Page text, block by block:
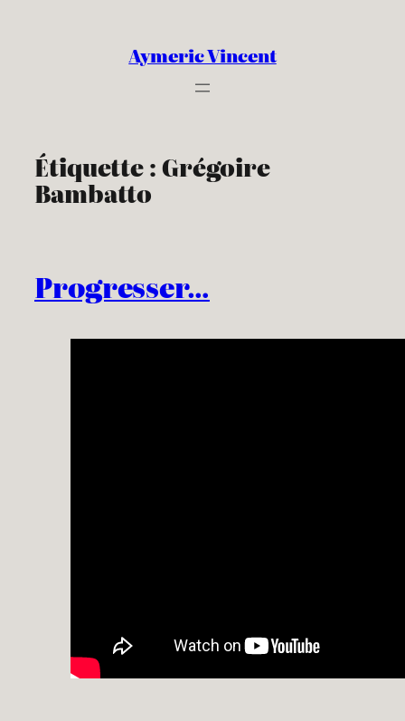
Aymeric Vincent
Étiquette :Grégoire
Bambatto
Progresser…